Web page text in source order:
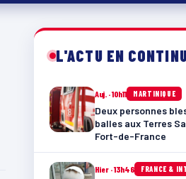
L'ACTU EN
Auj. · 10h11 MARTINIQUE
Deux personnes
balles aux Terres
Fort-de-France
Hier · 13h46 FRANCE &